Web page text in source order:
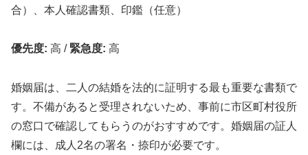
合）、本人確認書類、印鑑（任意）
優先度: 高 / 緊急度: 高
婚姻届は、二人の結婚を法的に証明する最も重要な書類で
す。不備があると受理されないため、事前に市区町村役所
の窓口で確認してもらうのがおすすめです。婚姻届の証人
欄には、成人2名の署名・捺印が必要です。